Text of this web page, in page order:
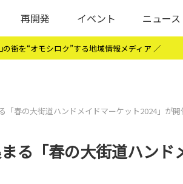
再開発 イベント ニュース
の街を“オモシロク”する地域情報メディア ／
「春の大街道ハンドメイドマーケット2024」が
る「春の大街道ハンド